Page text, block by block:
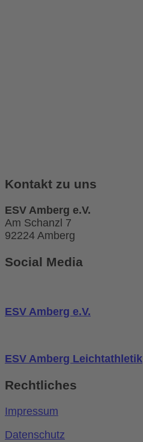
Kontakt zu uns
ESV Amberg e.V.
Am Schanzl 7
92224 Amberg
Social Media
ESV Amberg e.V.
ESV Amberg Leichtathletik
Rechtliches
Impressum
Datenschutz